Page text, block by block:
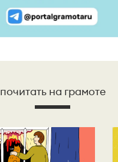
почитать на грамоте